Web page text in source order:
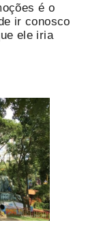
é o
ir conosco
ele iria